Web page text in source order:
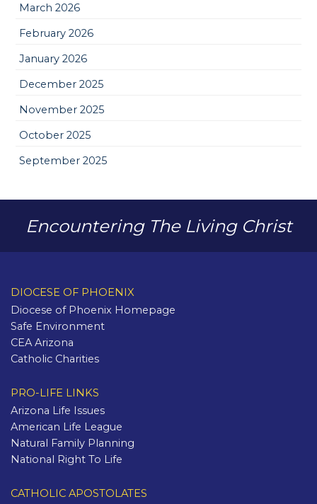
March 2026
February 2026
January 2026
December 2025
November 2025
October 2025
September 2025
Encountering The Living Christ
DIOCESE OF PHOENIX
Diocese of Phoenix Homepage
Safe Environment
CEA Arizona
Catholic Charities
PRO-LIFE LINKS
Arizona Life Issues
American Life League
Natural Family Planning
National Right To Life
CATHOLIC APOSTOLATES